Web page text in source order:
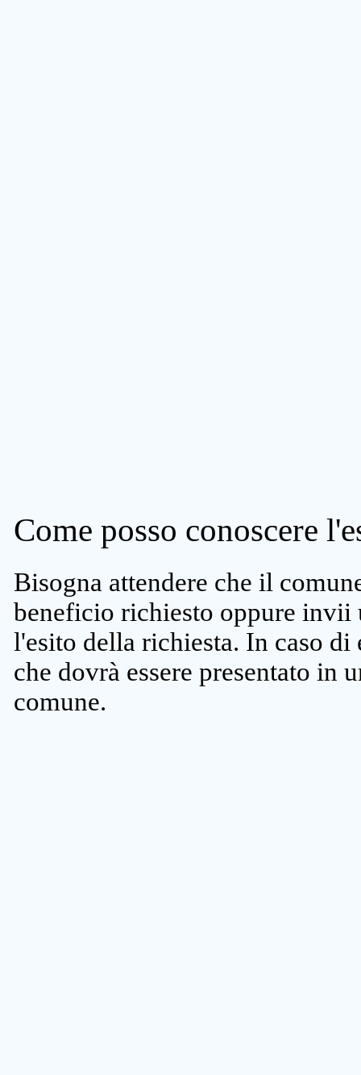
Come posso conoscere
Bisogna attendere che il
beneficio richiesto oppure invii
l'esito della richiesta. In caso
che dovrà essere presentato in
comune.